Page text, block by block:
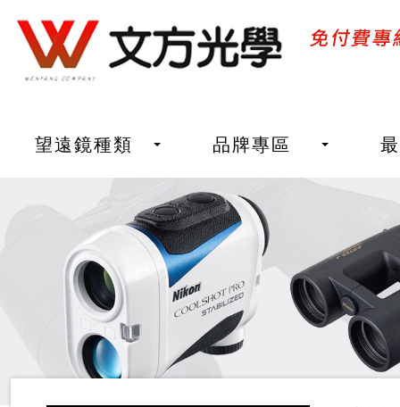
望遠鏡種類 品牌專區